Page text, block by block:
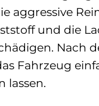
aggressive
und die
Nach
Fahrzeug
lassen.